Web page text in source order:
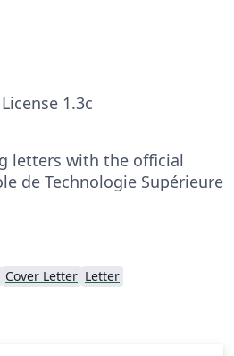
1.3c
letters with the official
de Technologie Supérieure
Cover Letter Letter